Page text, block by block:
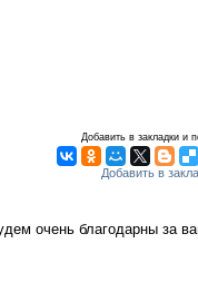
Добавить в закладки и
очень благодарны